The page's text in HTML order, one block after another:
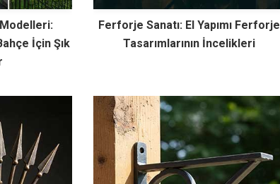
İçin Şık
Ferforje Sanatı: El Yapımı Ferforje
Tasarımlarının İncelikleri